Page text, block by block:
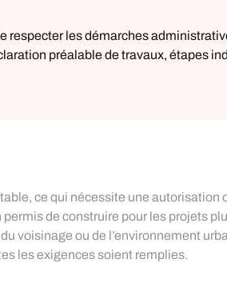
les démarches
préalable de travaux, étapes
ce qui nécessite une autorisation
de construire pour les projets
voisinage ou de l’environnement
les exigences soient remplies.